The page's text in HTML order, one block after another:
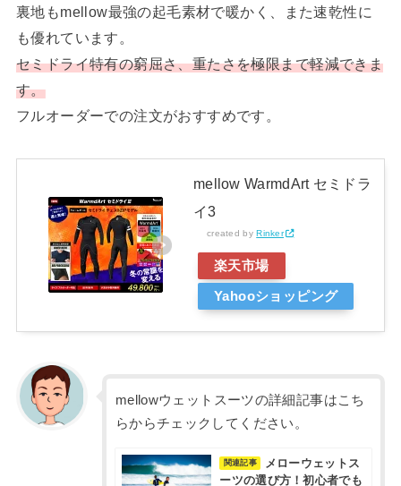
裏地もmellow最強の起毛素材で暖かく、また速乾性に
も優れています。
セミドライ特有の窮屈さ、重たさを極限まで軽減できま
す。
フルオーダーでの注文がおすすめです。
mellow WarmdArt セミドラ
イ3
created byRinker
楽天市場
Yahooショッピング
mellowウェットスーツの詳細記事はこち
らからチェックしてください。
関連記事
メローウェットス
ーツの選び方！初心者でも